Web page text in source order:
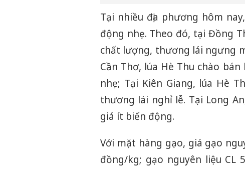
Tại nhiều địa phương hôm
động nhẹ. Theo đó, tại Đồng
chất lượng, thương lái ngưng
Cần Thơ, lúa Hè Thu chào
nhẹ; Tại Kiên Giang, lúa Hè
thương lái nghỉ lễ. Tại Long
giá ít biến động.
Với mặt hàng gạo, giá gạo
đồng/kg; gạo nguyên liệu CL